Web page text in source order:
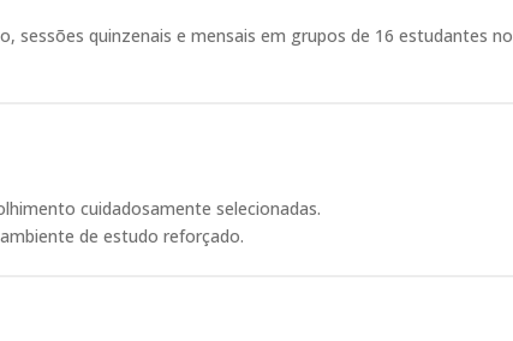
sessões quinzenais e mensais em grupos de 16 estudantes no
cuidadosamente selecionadas.
de estudo reforçado.